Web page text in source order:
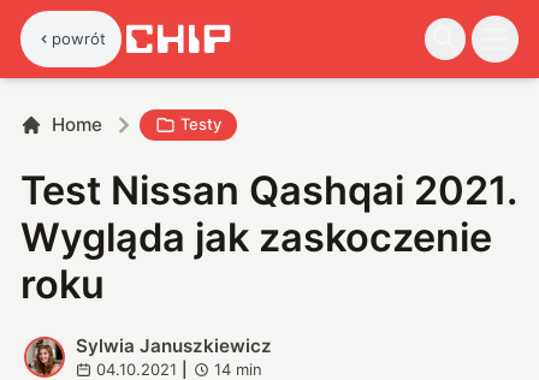
powrót
Home Testy
Test Nissan Qashqai 2021.
Wygląda jak zaskoczenie
roku
S
Sylwia Januszkiewicz
04.10.2021 14 min